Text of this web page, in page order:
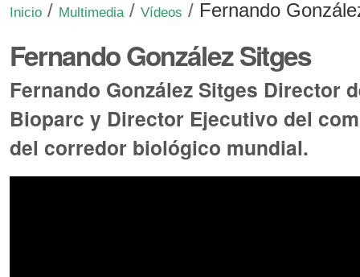
Inicio / Multimedia / Vídeos / Fernando
Fernando González Sitges
Fernando González Sitges Director
Bioparc y Director Ejecutivo del
del corredor biológico mundial.